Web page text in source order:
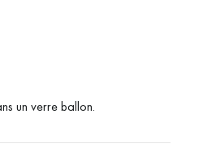
un verre ballon.